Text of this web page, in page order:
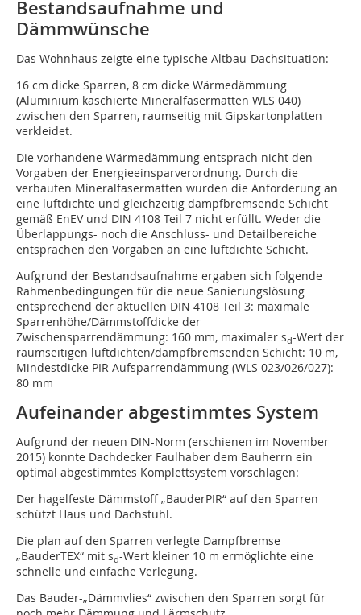
Bestandsaufnahme und
Dämmwünsche
Das Wohnhaus zeigte eine typische Altbau-Dachsituation:
16 cm dicke Sparren, 8 cm dicke Wärmedämmung
(Aluminium kaschierte Mineralfasermatten WLS 040)
zwischen den Sparren, raumseitig mit Gipskartonplatten
verkleidet.
Die vorhandene Wärmedämmung entsprach nicht den
Vorgaben der Energieeinsparverordnung. Durch die
verbauten Mineralfasermatten wurden die Anforderung an
eine luftdichte und gleichzeitig dampfbremsende Schicht
gemäß EnEV und DIN 4108 Teil 7 nicht erfüllt. Weder die
Überlappungs- noch die Anschluss- und Detailbereiche
entsprachen den Vorgaben an eine luftdichte Schicht.
Aufgrund der Bestandsaufnahme ergaben sich folgende
Rahmenbedingungen für die neue Sanierungslösung
entsprechend der aktuellen DIN 4108 Teil 3: maximale
Sparrenhöhe/Dämmstoffdicke der
Zwischensparrendämmung: 160 mm, maximaler sd-Wert der
raumseitigen luftdichten/dampfbremsenden Schicht: 10 m,
Mindestdicke PIR Aufsparrendämmung (WLS 023/026/027):
80 mm
Aufeinander abgestimmtes System
Aufgrund der neuen DIN-Norm (erschienen im November
2015) konnte Dachdecker Faulhaber dem Bauherrn ein
optimal abgestimmtes Komplettsystem vorschlagen:
Der hagelfeste Dämmstoff „BauderPIR“ auf den Sparren
schützt Haus und Dachstuhl.
Die plan auf den Sparren verlegte Dampfbremse
„BauderTEX“ mit sd-Wert kleiner 10 m ermöglichte eine
schnelle und einfache Verlegung.
Das Bauder-„Dämmvlies“ zwischen den Sparren sorgt für